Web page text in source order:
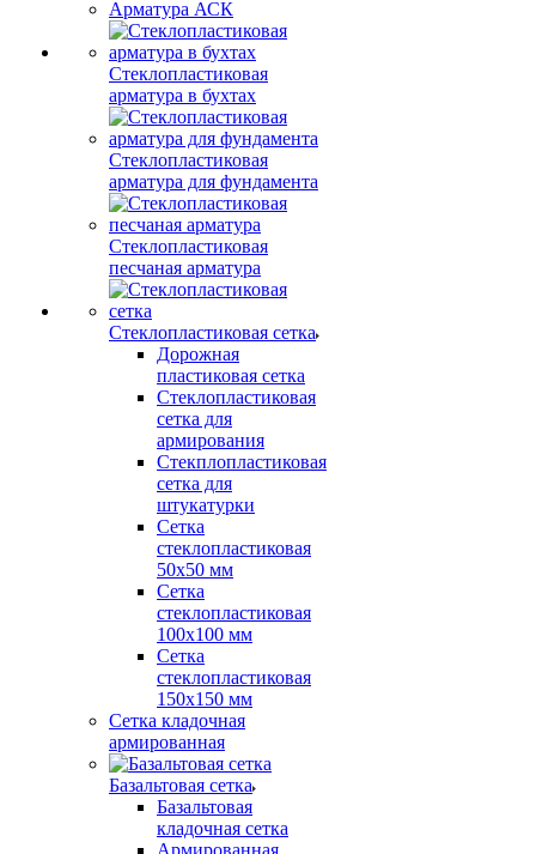
Арматура АСК
Стеклопластиковая
арматура в бухтах
Стеклопластиковая
арматура для фундамента
Стеклопластиковая
песчаная арматура
Стеклопластиковая сетка
Дорожная
пластиковая сетка
Стеклопластиковая
сетка для
армирования
Стекплопластиковая
сетка для
штукатурки
Сетка
стеклопластиковая
50x50 мм
Сетка
стеклопластиковая
100x100 мм
Сетка
стеклопластиковая
150x150 мм
Сетка кладочная
армированная
Базальтовая сетка
Базальтовая
кладочная сетка
Армированная